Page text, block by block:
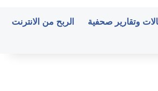
وتقارير صحفية الربح من الانترنت